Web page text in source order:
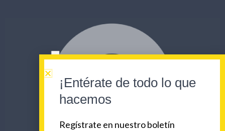
¡Entérate de todo lo que
hacemos
Regístrate en nuestro boletín